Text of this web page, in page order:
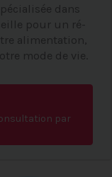
dans
pour un ré-
alimentation,
mode de vie.
par